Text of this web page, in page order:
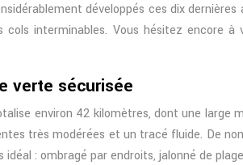
développés ces dix
interminables. Vous hésitez encore
verte sécurisée
environ 42 kilomètres, dont une
très modérées et un tracé fluide. De
: ombragé par endroits, jalonné de